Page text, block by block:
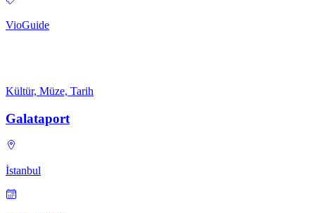
VioGuide
Kültür, Müze, Tarih
Galataport
İstanbul